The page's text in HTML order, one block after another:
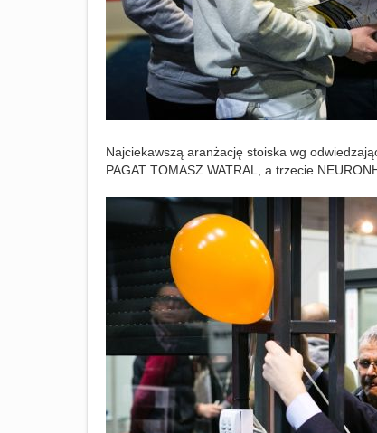
Najciekawszą aranżację stoiska wg
PAGAT TOMASZ WATRAL, a trzecie